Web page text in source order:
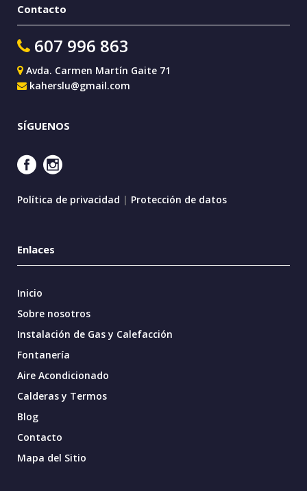
Contacto
607 996 863
Avda. Carmen Martín Gaite 71
kaherslu@gmail.com
SÍGUENOS
Política de privacidad | Protección de datos
Enlaces
Inicio
Sobre nosotros
Instalación de Gas y Calefacción
Fontanería
Aire Acondicionado
Calderas y Termos
Blog
Contacto
Mapa del Sitio